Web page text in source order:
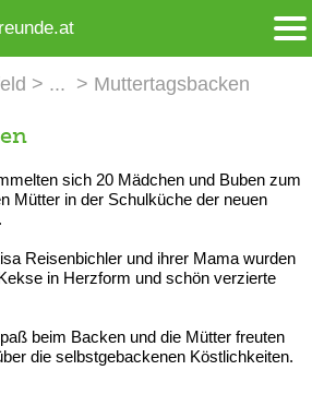
Muttertagsbacken
sich 20 Mädchen und Buben zum
Mütter in der Schulküche der neuen
Reisenbichler und ihrer Mama wurden
in Herzform und schön verzierte
beim Backen und die Mütter freuten
die selbstgebackenen Köstlichkeiten.